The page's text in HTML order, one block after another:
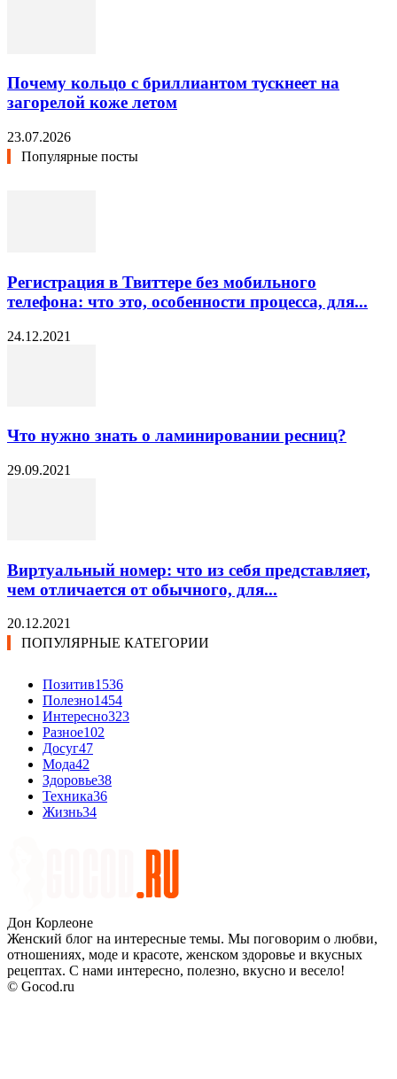
Почему кольцо с бриллиантом тускнеет на
загорелой коже летом
23.07.2026
Популярные посты
Регистрация в Твиттере без мобильного
телефона: что это, особенности процесса, для...
24.12.2021
Что нужно знать о ламинировании ресниц?
29.09.2021
Виртуальный номер: что из себя представляет,
чем отличается от обычного, для...
20.12.2021
ПОПУЛЯРНЫЕ КАТЕГОРИИ
Позитив1536
Полезно1454
Интересно323
Разное102
Досуг47
Мода42
Здоровье38
Техника36
Жизнь34
Дон Корлеоне
Женский блог на интересные темы. Мы поговорим о любви,
отношениях, моде и красоте, женском здоровье и вкусных
рецептах. С нами интересно, полезно, вкусно и весело!
© Gocod.ru